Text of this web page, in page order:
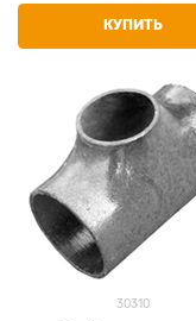
КУПИТЬ
30310